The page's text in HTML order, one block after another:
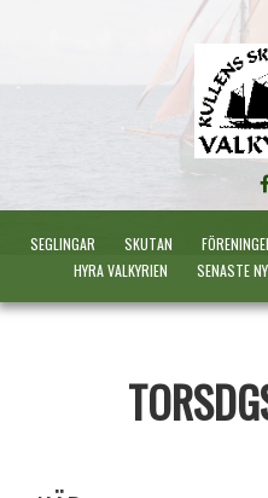
SEGLINGAR SKUTAN
HYRA VALKYRIEN
SENASTE